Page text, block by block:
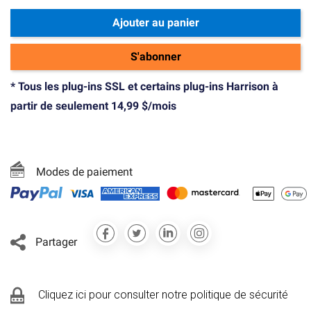
Ajouter au panier
S'abonner
* Tous les plug-ins SSL et certains plug-ins Harrison à
partir de seulement 14,99 $/mois
Modes de paiement
Partager
Cliquez ici pour consulter notre politique de sécurité